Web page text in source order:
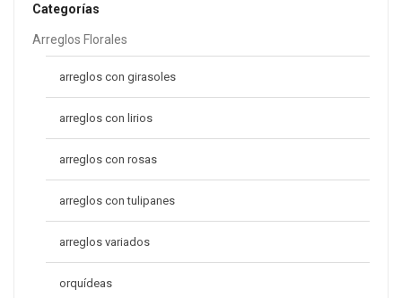
Categorías
Arreglos Florales
arreglos con girasoles
arreglos con lirios
arreglos con rosas
arreglos con tulipanes
arreglos variados
orquídeas